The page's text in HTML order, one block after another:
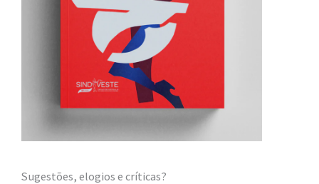
Sugestões, elogios e críticas?